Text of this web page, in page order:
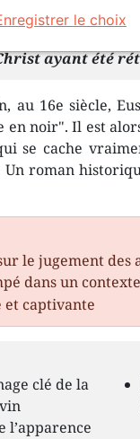
romain
ayant été
au 16e siècle,
en noir". Il est
se cache
roman
le jugement des
dans un
captivante
clé de la
l’apparence
le choix